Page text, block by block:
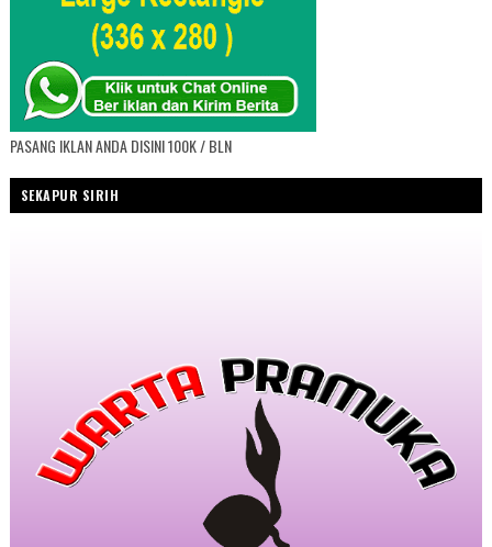
PASANG IKLAN ANDA DISINI 100K / BLN
SEKAPUR SIRIH